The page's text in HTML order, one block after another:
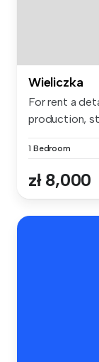
Wieliczka
For rent a
production,
1 Bedroom
zł 8,000